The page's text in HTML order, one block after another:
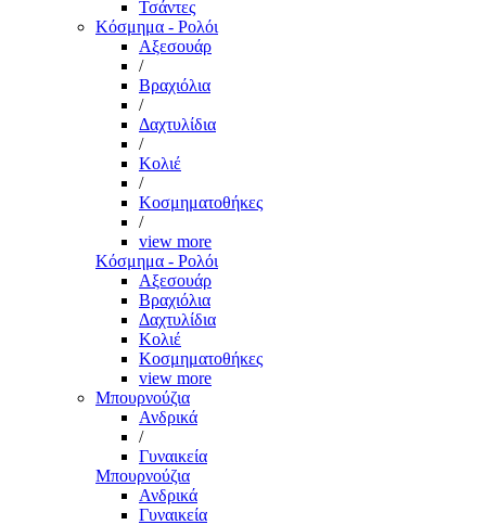
Τσάντες
Κόσμημα - Ρολόι
Αξεσουάρ
/
Βραχιόλια
/
Δαχτυλίδια
/
Κολιέ
/
Κοσμηματοθήκες
/
view more
Κόσμημα - Ρολόι
Αξεσουάρ
Βραχιόλια
Δαχτυλίδια
Κολιέ
Κοσμηματοθήκες
view more
Μπουρνούζια
Ανδρικά
/
Γυναικεία
Μπουρνούζια
Ανδρικά
Γυναικεία